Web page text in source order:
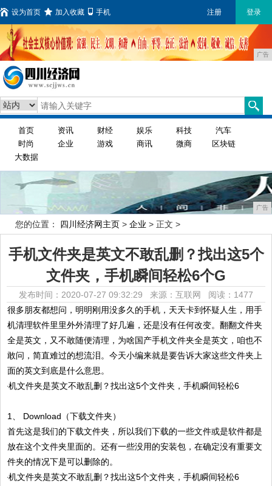
设为首页 加入收藏 手机 注册 登录
广告
首页 资讯 财经 娱乐 科技
汽车
时尚
企业 游戏 商讯 微商
区块链
大数据
广告
您的位置： 四川经济网主页 > 企业 > 正文 >
手机文件夹是英文不敢乱删？找出这5个
文件夹，手机瞬间轻松6个G
发布时间：2020-07-27 09:32:29 来源：互联网 阅读：1477
很多朋友都想问，明明刚用没多久的手机，天天卡到怀疑人生，用手
机清理软件里里外外清理了好几遍，还是没有任何改变。翻翻文件夹
全是英文，又不敢随便清理，为啥国产手机文件夹全是英文，咱也不
敢问，简直难过的想流泪。今天小编来就是要告诉大家这些文件夹上
面的英文到底是什么意思。
1、 Download（下载文件夹）
首先这是我们的下载文件夹，所以我们下载的一些文件或是软件都是
放在这个文件夹里面的。还有一些没用的安装包，在确定没有重要文
件夹的情况下是可以删除的。